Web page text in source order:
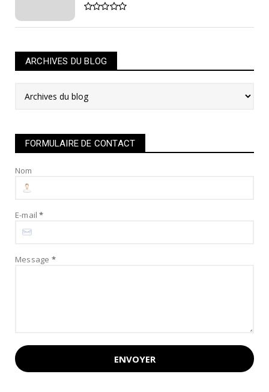
ARCHIVES DU BLOG
FORMULAIRE DE CONTACT
Nom
E-mail*
Message *